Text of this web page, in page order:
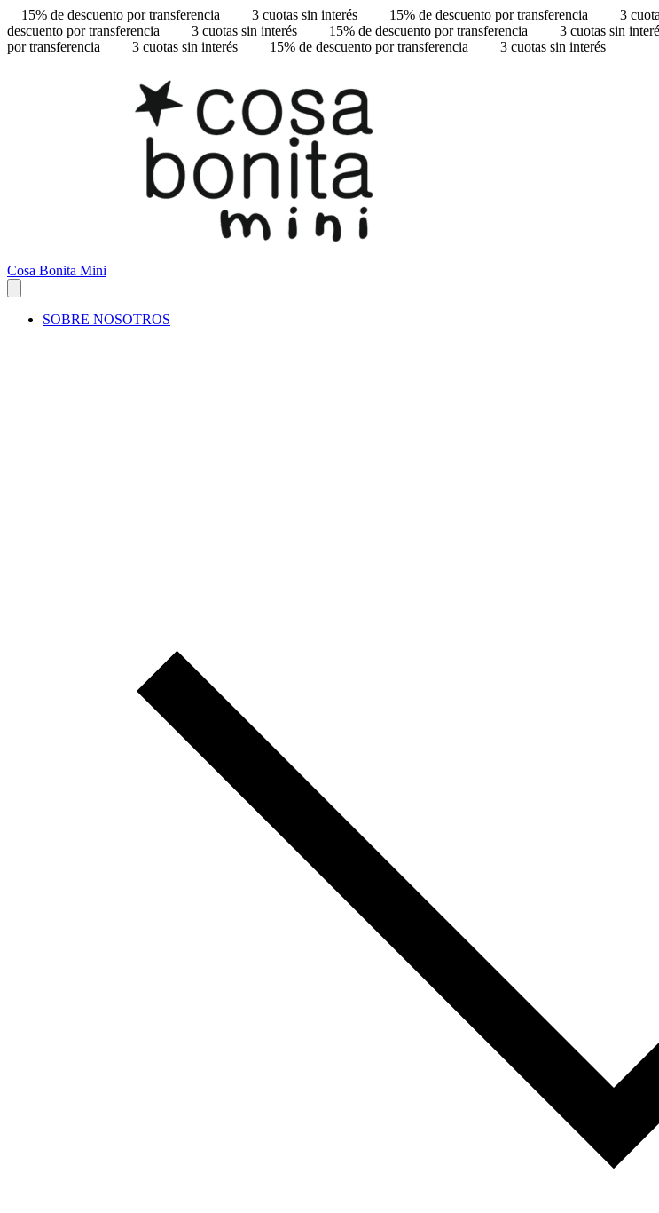
15% de descuento por transferencia 3 cuotas sin interés 15% de descuento por transferencia 3
descuento por transferencia
3 cuotas sin interés 15% de descuento por transferencia 3 cuotas sin
por transferencia
3 cuotas sin interés 15% de descuento por transferencia 3 cuotas sin interés
Cosa Bonita Mini
SOBRE NOSOTROS